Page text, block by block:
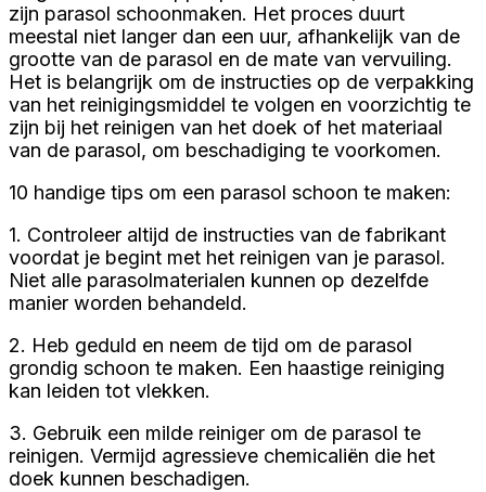
zijn parasol schoonmaken. Het proces duurt
meestal niet langer dan een uur, afhankelijk van de
grootte van de parasol en de mate van vervuiling.
Het is belangrijk om de instructies op de verpakking
van het reinigingsmiddel te volgen en voorzichtig te
zijn bij het reinigen van het doek of het materiaal
van de parasol, om beschadiging te voorkomen.
10 handige tips om een parasol schoon te maken:
1. Controleer altijd de instructies van de fabrikant
voordat je begint met het reinigen van je parasol.
Niet alle parasolmaterialen kunnen op dezelfde
manier worden behandeld.
2. Heb geduld en neem de tijd om de parasol
grondig schoon te maken. Een haastige reiniging
kan leiden tot vlekken.
3. Gebruik een milde reiniger om de parasol te
reinigen. Vermijd agressieve chemicaliën die het
doek kunnen beschadigen.